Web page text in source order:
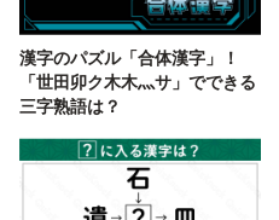
漢字のパズル「合体漢字」！
「世田卯ク木木灬サ」でできる
三字熟語は？